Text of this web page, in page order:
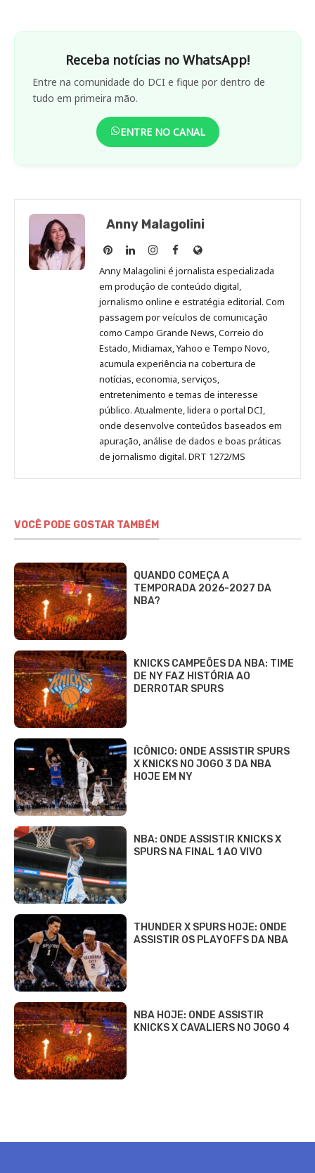
Receba notícias no WhatsApp!
Entre na comunidade do DCI e fique por dentro de
tudo em primeira mão.
ENTRE NO CANAL
Anny Malagolini
Anny
Malagolini
no
Pinterest
Anny
Malagolini
no
LinkedIn
Anny
Malagolini
no
Instagram
Anny
Malagolini
no
Facebook
Site
de
Anny
Malagolini
Anny Malagolini é jornalista especializada
em produção de conteúdo digital,
jornalismo online e estratégia editorial. Com
passagem por veículos de comunicação
como Campo Grande News, Correio do
Estado, Midiamax, Yahoo e Tempo Novo,
acumula experiência na cobertura de
notícias, economia, serviços,
entretenimento e temas de interesse
público. Atualmente, lidera o portal DCI,
onde desenvolve conteúdos baseados em
apuração, análise de dados e boas práticas
de jornalismo digital. DRT 1272/MS
VOCÊ PODE GOSTAR TAMBÉM
QUANDO COMEÇA A
TEMPORADA 2026-2027 DA
NBA?
KNICKS CAMPEÕES DA NBA: TIME
DE NY FAZ HISTÓRIA AO
DERROTAR SPURS
ICÔNICO: ONDE ASSISTIR SPURS
X KNICKS NO JOGO 3 DA NBA
HOJE EM NY
NBA: ONDE ASSISTIR KNICKS X
SPURS NA FINAL 1 AO VIVO
THUNDER X SPURS HOJE: ONDE
ASSISTIR OS PLAYOFFS DA NBA
NBA HOJE: ONDE ASSISTIR
KNICKS X CAVALIERS NO JOGO 4